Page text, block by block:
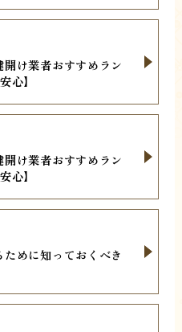
け業者おすすめラン
心】
け業者おすすめラン
心】
めに知っておくべき